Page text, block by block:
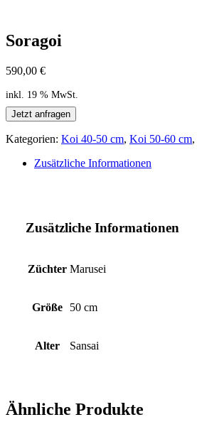
Soragoi
590,00 €
inkl. 19 % MwSt.
Jetzt anfragen
Kategorien: Koi 40-50 cm, Koi 50-60 cm,
Zusätzliche Informationen
Zusätzliche Informationen
Züchter Marusei
Größe 50 cm
Alter Sansai
Ähnliche Produkte